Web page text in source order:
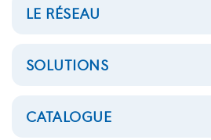
LE RÉSEAU
SOLUTIONS
CATALOGUE